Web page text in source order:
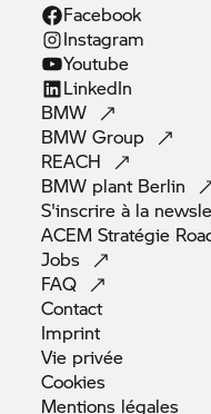
Facebook
Instagram
Youtube
LinkedIn
BMW
BMWGroup
REACH
BMW plant Berlin
S'inscrire à la
ACEM Stratégie
Jobs
FAQ
Contact
Imprint
Vie privée
Cookies
Mentions légales